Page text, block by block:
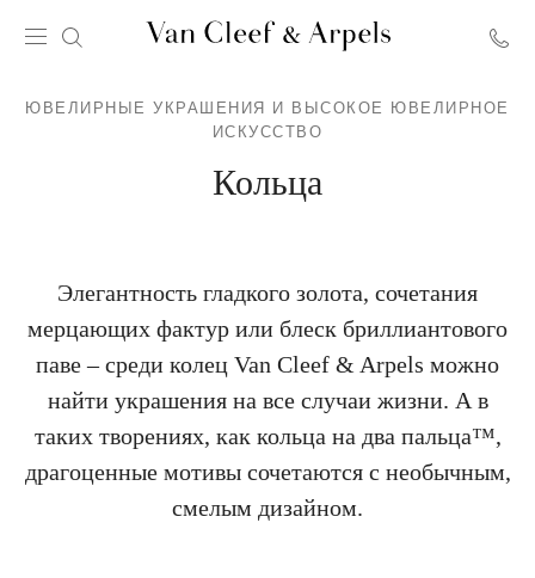
Van
&
Arpels
ЮВЕЛИРНЫЕ УКРАШЕНИЯ И ВЫСОКОЕ ЮВЕЛИРНОЕ
ИСКУССТВО
Кольца
Элегантность гладкого золота, сочетания
мерцающих фактур или блеск бриллиантового
паве – среди колец Van Cleef & Arpels можно
найти украшения на все случаи жизни. А в
таких творениях, как кольца на два пальца™,
драгоценные мотивы сочетаются с необычным,
смелым дизайном.